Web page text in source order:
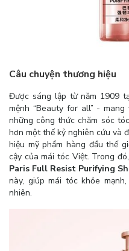
Câu chuyện thương hiệu
Được sáng lập từ năm 1909
mệnh “Beauty for all” -
những công thức chăm sóc
hơn một thế kỷ nghiên cứu và
hiệu mỹ phẩm hàng đầu thế
cậy của mái tóc Việt. Trong đó,
Paris Full Resist Purifying
này, giúp mái tóc khỏe
nhiên.